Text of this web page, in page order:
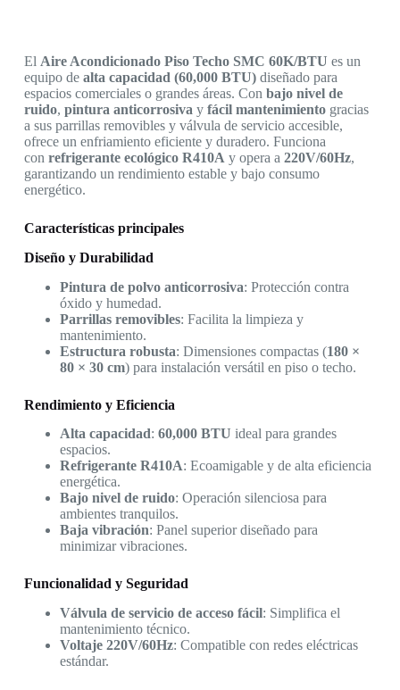
El Aire Acondicionado Piso Techo SMC 60K/BTU es un
equipo de alta capacidad (60,000 BTU)diseñado para
espacios comerciales o grandes áreas. Con bajo nivel de
ruido, pintura anticorrosiva y fácil mantenimientogracias
a sus parrillas removibles y válvula de servicio accesible,
ofrece un enfriamiento eficiente y duradero. Funciona
con refrigerante ecológico R410A y opera a 220V/60Hz,
garantizando un rendimiento estable y bajo consumo
energético.
Características principales
Diseño y Durabilidad
Pintura de polvo anticorrosiva: Protección contra
óxido y humedad.
Parrillas removibles: Facilita la limpieza y
mantenimiento.
Estructura robusta: Dimensiones compactas (180 ×
80 × 30 cm) para instalación versátil en piso o techo.
Rendimiento y Eficiencia
Alta capacidad: 60,000 BTU ideal para grandes
espacios.
Refrigerante R410A: Ecoamigable y de alta eficiencia
energética.
Bajo nivel de ruido: Operación silenciosa para
ambientes tranquilos.
Baja vibración: Panel superior diseñado para
minimizar vibraciones.
Funcionalidad y Seguridad
Válvula de servicio de acceso fácil: Simplifica el
mantenimiento técnico.
Voltaje 220V/60Hz: Compatible con redes eléctricas
estándar.